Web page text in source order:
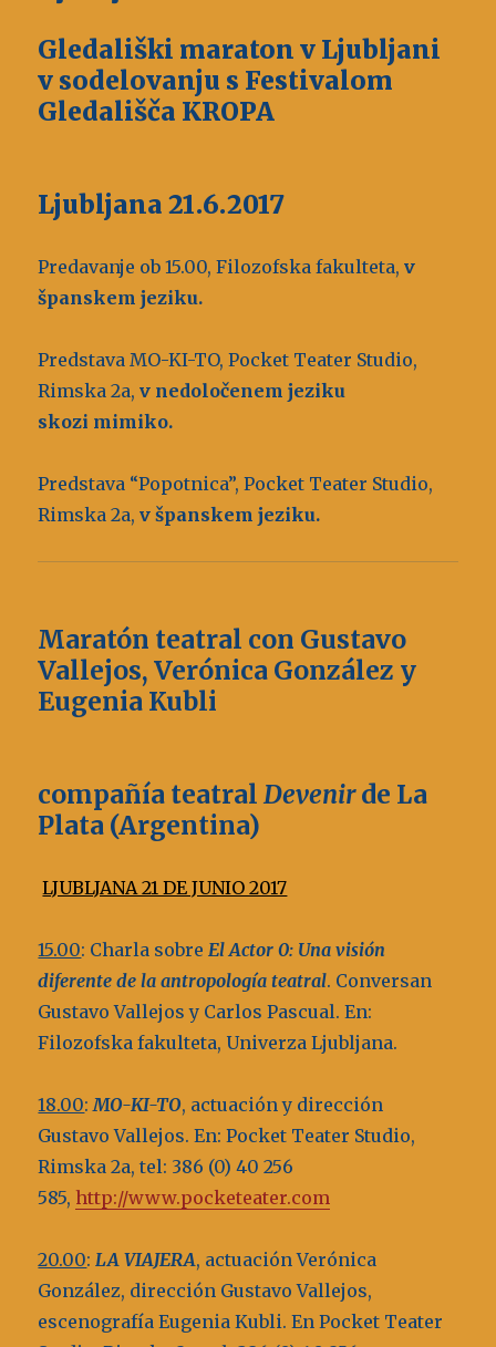
Gledališki maraton v Ljubljani
v sodelovanju s Festivalom
Gledališča KROPA
Ljubljana 21.6.2017
Predavanje ob 15.00, Filozofska fakulteta,v
španskem jeziku.
Predstava MO-KI-TO, Pocket Teater Studio,
Rimska 2a,v nedoločenem jeziku
skozi mimiko.
Predstava “Popotnica”, Pocket Teater Studio,
Rimska 2a,v španskem jeziku.
Maratón teatral con Gustavo
Vallejos, Verónica González y
Eugenia Kubli
compañía teatralDevenirde La
Plata (Argentina)
LJUBLJANA 21 DE JUNIO 2017
15.00: Charla sobreEl Actor 0: Una visión
diferente de la antropología teatral. Conversan
Gustavo Vallejos y Carlos Pascual. En:
Filozofska fakulteta, Univerza Ljubljana.
18.00: MO-KI-TO, actuación y dirección
Gustavo Vallejos. En: Pocket Teater Studio,
Rimska 2a, tel: 386 (0) 40 256
585,http://www.pocketeater.com
20.00:LA VIAJERA, actuación Verónica
González, dirección Gustavo Vallejos,
escenografía Eugenia Kubli. En Pocket Teater